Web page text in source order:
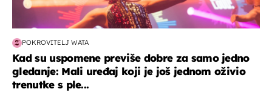
POKROVITELJ WATA
Kad su uspomene previše dobre za samo jedno
gledanje: Mali uređaj koji je još jednom oživio
trenutke s ple...